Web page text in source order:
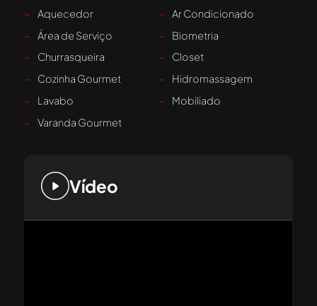
- Aquecedor -
Ar Condicionado
-
Área de Serviço -
Biometria
-
Churrasqueira -
Closet
-
Cozinha Gourmet -
Hidromassagem
-
Lavabo -
Mobiliado
-
Varanda Gourmet
Vídeo